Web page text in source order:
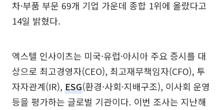
차·부품 부문 69개 기업 가운데 종합 1위에 올랐다고
14일 밝혔다.
엑스텔 인사이츠는 미국·유럽·아시아 주요 증시를 대
상으로 최고경영자(CEO), 최고재무책임자(CFO), 투
자자관계(IR), ESG(환경·사회·지배구조), 이사회 운영
등을 평가하는 글로벌 기관이다. 이번 조사는 지난해